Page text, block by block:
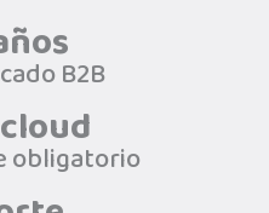
B2B
obligatorio